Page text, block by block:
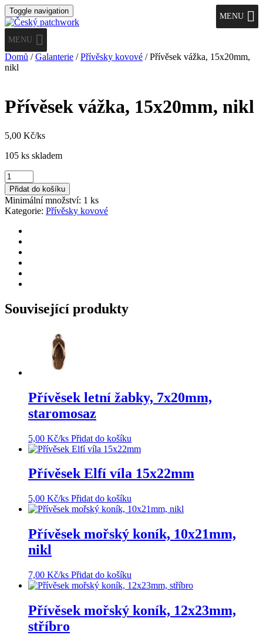
Toggle navigation
MENU
MENU
Domů /Galanterie /Přívěsky kovové / Přívěsek vážka, 15x20mm,
nikl
Přívěsek vážka, 15x20mm, nikl
5,00 Kč/ks
105 ks skladem
Přívěsek
vážka,
15x20mm,
nikl
množství
Přidat do košíku
Minimální množství: 1 ks
Kategorie: Přívěsky kovové
Související produkty
Přívěsek letní žabky, 7x20mm,
staromosaz
5,00 Kč/ks Přidat do košíku
Přívěsek Elfí víla 15x22mm
5,00 Kč/ks Přidat do košíku
Přívěsek mořský koník, 10x21mm,
nikl
7,00 Kč/ks Přidat do košíku
Přívěsek mořský koník, 12x23mm,
stříbro